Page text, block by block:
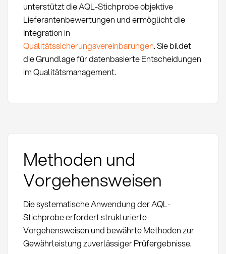
unterstützt die AQL-Stichprobe objektive
Lieferantenbewertungen und ermöglicht die
Integration in
Qualitätssicherungsvereinbarungen. Sie bildet
die Grundlage für datenbasierte Entscheidungen
im Qualitätsmanagement.
Methoden und
Vorgehensweisen
Die systematische Anwendung der AQL-
Stichprobe erfordert strukturierte
Vorgehensweisen und bewährte Methoden zur
Gewährleistung zuverlässiger Prüfergebnisse.